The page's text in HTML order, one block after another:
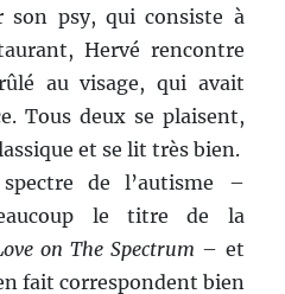
son psy, qui consiste à
Hervé rencontre
au visage, qui avait
Tous deux se plaisent,
et se lit très bien.
de l’autisme –
le titre de la
on The Spectrum – et
fait correspondent bien